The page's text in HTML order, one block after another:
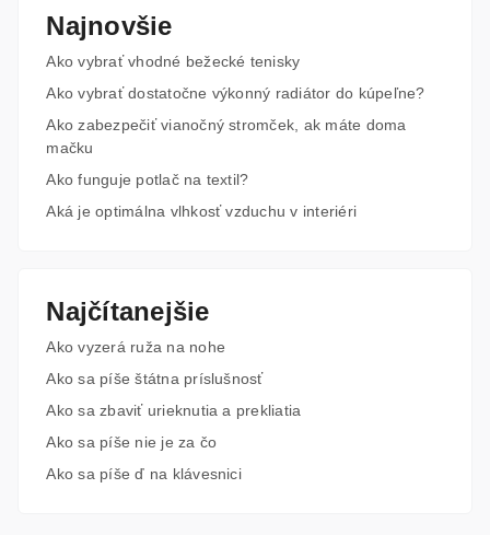
Najnovšie
Ako vybrať vhodné bežecké tenisky
Ako vybrať dostatočne výkonný radiátor do kúpeľne?
Ako zabezpečiť vianočný stromček, ak máte doma
mačku
Ako funguje potlač na textil?
Aká je optimálna vlhkosť vzduchu v interiéri
Najčítanejšie
Ako vyzerá ruža na nohe
Ako sa píše štátna príslušnosť
Ako sa zbaviť urieknutia a prekliatia
Ako sa píše nie je za čo
Ako sa píše ď na klávesnici